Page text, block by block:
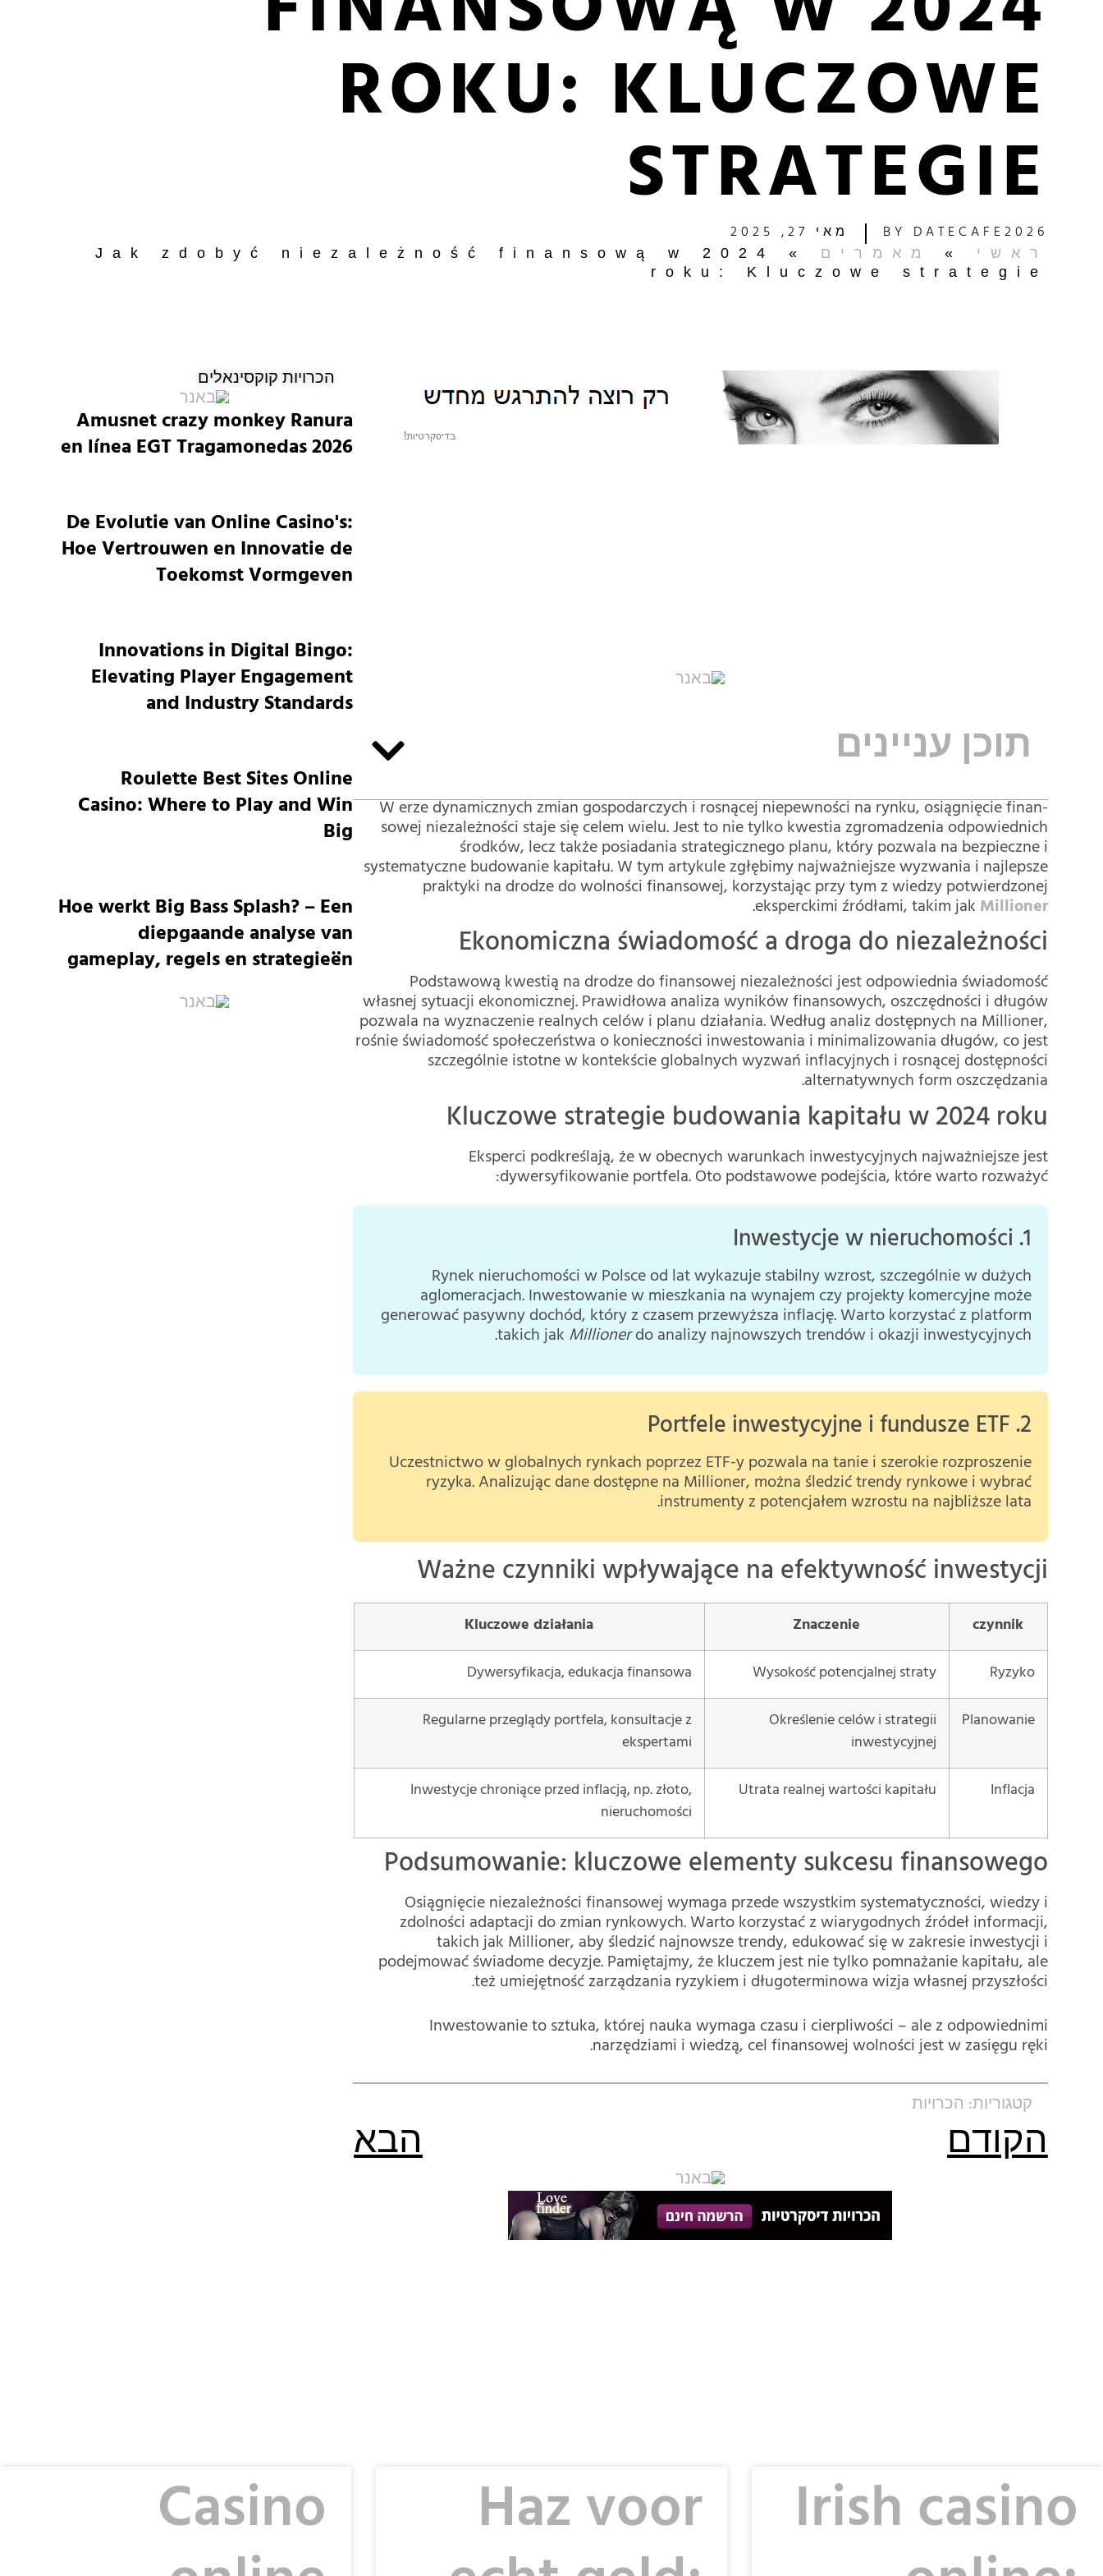
ROKU: KLUCZOWE
STRATEGIE
BY DATECAFE2026 מאי 27, 2025
ראשי » מאמרים »
Jak zdobyć niezależność finansową w 2024
roku: Kluczowe strategie
תוכן עניינים
W erze dynamicznych zmian gospodarczych i rosnącej niepewności na rynku, osiągnięcie finan­
sowej niezależności staje się celem wielu. Jest to nie tylko kwestia zgromadzenia odpowiednich
środków, lecz także posiadania strategicznego planu, który pozwala na bezpieczne i
systematyczne budowanie kapitału. W tym artykule zgłębimy najważniejsze wyzwania i najlepsze
praktyki na drodze do wolności finansowej, korzystając przy tym z wiedzy potwierdzonej
eksperckimi źródłami, takim jakMillioner
.
Ekonomiczna świadomość a droga do niezależności
Podstawową kwestią na drodze do finansowej niezależności jest odpowiednia świadomość
własnej sytuacji ekonomicznej. Prawidłowa analiza wyników finansowych, oszczędności i długów
pozwala na wyznaczenie realnych celów i planu działania. Według analiz dostępnych na Millioner,
rośnie świadomość społeczeństwa o konieczności inwestowania i minimalizowania długów, co jest
szczególnie istotne w kontekście globalnych wyzwań inflacyjnych i rosnącej dostępności
alternatywnych form oszczędzania.
Kluczowe strategie budowania kapitału w 2024 roku
Eksperci podkreślają, że w obecnych warunkach inwestycyjnych najważniejsze jest
dywersyfikowanie portfela. Oto podstawowe podejścia, które warto rozważyć:
1. Inwestycje w nieruchomości
Rynek nieruchomości w Polsce od lat wykazuje stabilny wzrost, szczególnie w dużych
aglomeracjach. Inwestowanie w mieszkania na wynajem czy projekty komercyjne może
generować pasywny dochód, który z czasem przewyższa inflację. Warto korzystać z platform
takich jakMillionerdo analizy najnowszych trendów i okazji inwestycyjnych.
2. Portfele inwestycyjne i fundusze ETF
Uczestnictwo w globalnych rynkach poprzez ETF-y pozwala na tanie i szerokie rozproszenie
ryzyka. Analizując dane dostępne na Millioner, można śledzić trendy rynkowe i wybrać
instrumenty z potencjałem wzrostu na najbliższe lata.
Ważne czynniki wpływające na efektywność inwestycji
czynnik
Znaczenie
Kluczowe działania
Ryzyko
Wysokość potencjalnej straty
Dywersyfikacja, edukacja finansowa
Planowanie
Określenie celów i strategii
inwestycyjnej
Regularne przeglądy portfela, konsultacje z
ekspertami
Inflacja
Utrata realnej wartości kapitału
Inwestycje chroniące przed inflacją, np. złoto,
nieruchomości
Podsumowanie: kluczowe elementy sukcesu finansowego
Osiągnięcie niezależności finansowej wymaga przede wszystkim systematyczności, wiedzy i
zdolności adaptacji do zmian rynkowych. Warto korzystać z wiarygodnych źródeł informacji,
takich jak Millioner, aby śledzić najnowsze trendy, edukować się w zakresie inwestycji i
podejmować świadome decyzje. Pamiętajmy, że kluczem jest nie tylko pomnażanie kapitału, ale
też umiejętność zarządzania ryzykiem i długoterminowa wizja własnej przyszłości.
Inwestowanie to sztuka, której nauka wymaga czasu i cierpliwości – ale z odpowiednimi
narzędziami i wiedzą, cel finansowej wolności jest w zasięgu ręki.
קטגוריות: הכרויות
הקודם הבא
הכרויות קוקסינאלים
Amusnet crazy monkey Ranura
en línea EGT Tragamonedas 2026
De Evolutie van Online Casino's:
Hoe Vertrouwen en Innovatie de
Toekomst Vormgeven
Innovations in Digital Bingo:
Elevating Player Engagement
and Industry Standards
Roulette Best Sites Online
Casino: Where to Play and Win
Big
Hoe werkt Big Bass Splash? – Een
diepgaande analyse van
gameplay, regels en strategieën
Irish casino
Haz voor
Casino